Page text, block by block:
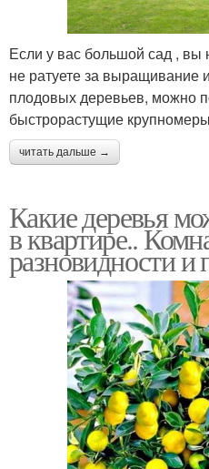
Если у вас большой сад ,
не ратуете за выращивание
плодовых деревьев, можно
быстрорастущие
читать дальше →
Какие деревья
в квартире..
разновидности и